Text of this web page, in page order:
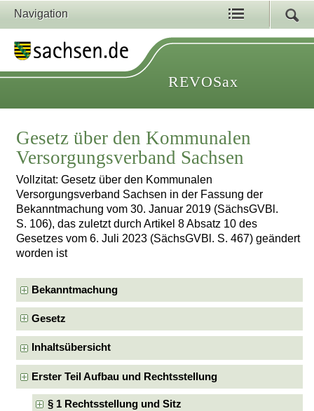
Navigation
REVOSax
Gesetz über den Kommunalen
Versorgungsverband Sachsen
Vollzitat: Gesetz über den Kommunalen
Versorgungsverband Sachsen in der Fassung der
Bekanntmachung vom 30. Januar 2019 (SächsGVBl.
S. 106), das zuletzt durch Artikel 8 Absatz 10 des
Gesetzes vom 6. Juli 2023 (SächsGVBl. S. 467) geändert
worden ist
Bekanntmachung
Gesetz
Inhaltsübersicht
Erster Teil Aufbau und Rechtsstellung
§ 1 Rechtsstellung und Sitz